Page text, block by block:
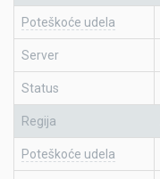
Poteškoće udela
Server
Status
Regija
Poteškoće udela